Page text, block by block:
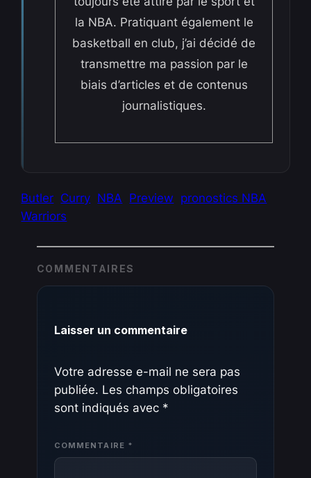
la NBA. Pratiquant également le
basketball en club, j’ai décidé de
transmettre ma passion par le
biais d’articles et de contenus
journalistiques.
Butler Curry NBA Preview pronostics NBA
Warriors
COMMENTAIRES
Laisser un commentaire
Votre adresse e-mail ne sera pas
publiée. Les champs obligatoires
sont indiqués avec *
COMMENTAIRE *